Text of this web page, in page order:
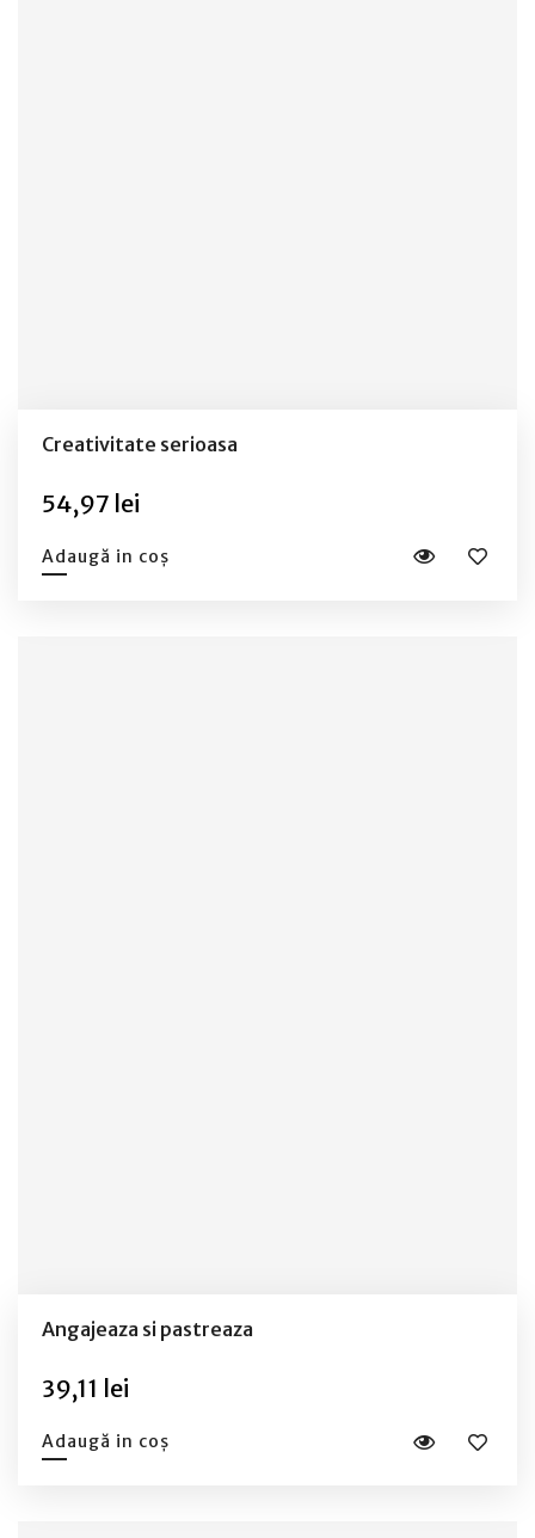
Creativitate serioasa
54,97 lei
Adaugă in coș
Angajeaza si pastreaza
39,11 lei
Adaugă in coș